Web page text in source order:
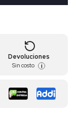
Devoluciones
Sin costo i